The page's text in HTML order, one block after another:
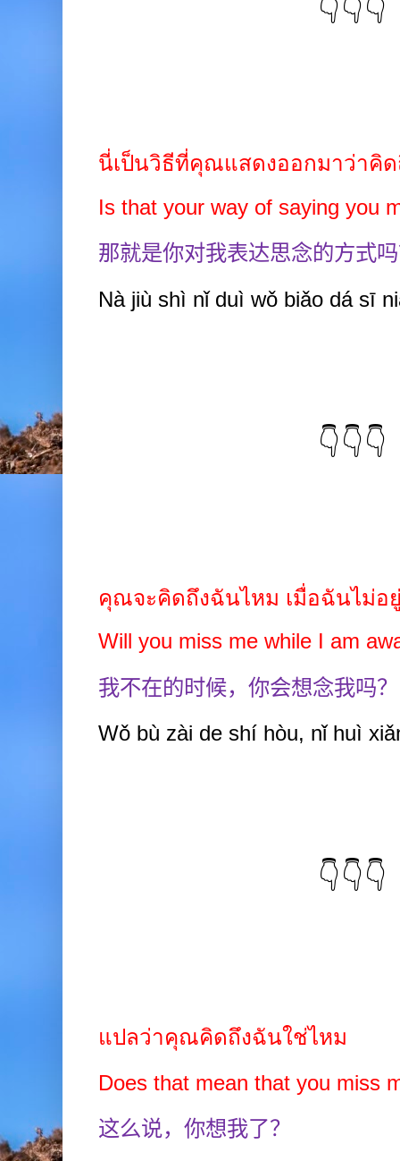
👇👇👇
นี่เป็นวิธีที่คุณแสดงออกมาว่าคิ
Is that your way of saying you
那就是你对我表达思念的方式
Nà jiù shì nǐ duì wǒ biǎo dá sī
👇👇👇
คุณจะคิดถึงฉันไหม เมื่อฉันไม่อ
Will you miss me while I am
我不在的时候，你会想念我吗？
Wǒ bù zài de shí hòu, nǐ huì
👇👇👇
แปลว่าคุณคิดถึงฉันใช่ไหม
Does that mean that you miss
这么说，你想我了？